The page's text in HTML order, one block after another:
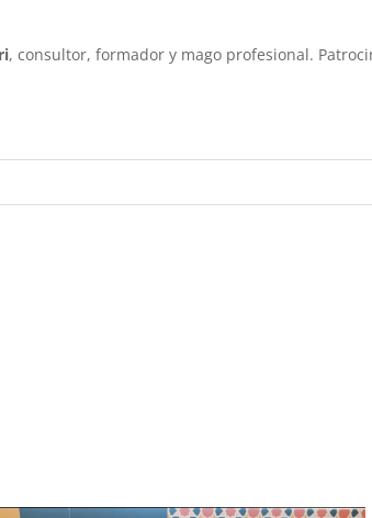
, consultor, formador y mago profesional.